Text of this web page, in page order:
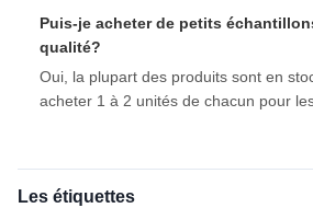
Puis-je acheter de petits
qualité?
Oui, la plupart des produits sont en
acheter 1 à 2 unités de chacun pour
Les étiquettes